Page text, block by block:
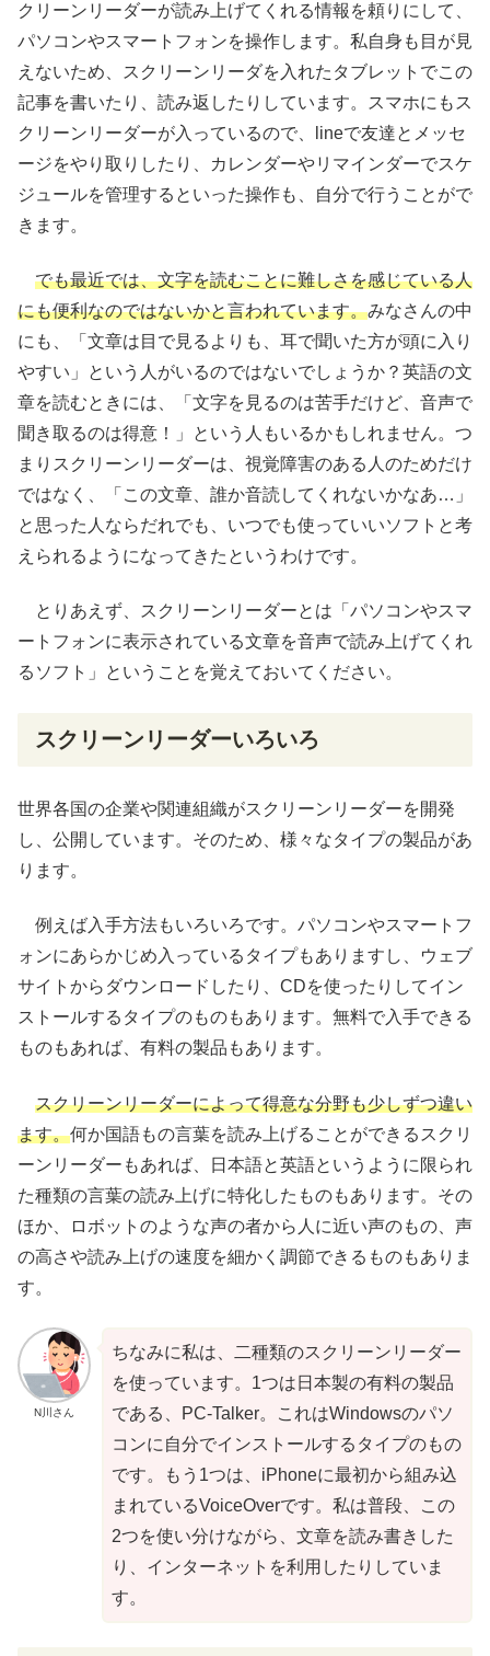
クリーンリーダーが読み上げてくれる情報を頼りにして、
パソコンやスマートフォンを操作します。私自身も目が見
えないため、スクリーンリーダを入れたタブレットでこの
記事を書いたり、読み返したりしています。スマホにもス
クリーンリーダーが入っているので、lineで友達とメッセ
ージをやり取りしたり、カレンダーやリマインダーでスケ
ジュールを管理するといった操作も、自分で行うことがで
きます。
でも最近では、文字を読むことに難しさを感じている人
にも便利なのではないかと言われています。みなさんの中
にも、「文章は目で見るよりも、耳で聞いた方が頭に入り
やすい」という人がいるのではないでしょうか？英語の文
章を読むときには、「文字を見るのは苦手だけど、音声で
聞き取るのは得意！」という人もいるかもしれません。つ
まりスクリーンリーダーは、 視覚障害のある人のためだけ
ではなく、「この文章、誰か音読 してくれないかなあ…」
と思った人ならだれでも、いつでも使っていいソフトと考
えられるようになってきたというわけです。
とりあえず、スクリーンリーダーとは「パソコンやスマ
ートフォンに表示されている文章を音声で読み上げてくれ
るソフト」ということを覚えておいてください。
スクリーンリーダーいろいろ
世界各国の企業や関連組織がスクリーンリーダーを開発
し、 公開 しています。そのため、様々なタイプの製品があ
ります。
例えば入手方法もいろいろです。パソコンやスマートフ
ォンにあらかじめ入っているタイプもありますし、ウェブ
サイトからダウンロードしたり、CDを使ったりしてイン
ストールするタイプのものもあります。無料で入手できる
ものもあれば、有料の製品もあります。
スクリーンリーダーによって得意な分野も少しずつ違い
ます。何か国語もの言葉を読み上げることができるスクリ
ーンリーダーもあれば、日本語と英語というように限られ
た種類の言葉の読み上げに特化したものもあります。その
ほか、ロボットのような声の者から人に近い声のもの、声
の高さや読み上げの速度を細かく 調節できるものもありま
す。
N川さん
ちなみに私は、二種類のスクリーンリーダー
を使っています。1つは 日本製の有料の製品
である、PC-Talker。これはWindowsのパソ
コンに自分でインストールするタイプのもの
です。もう1つは、iPhoneに最初から組み込
まれているVoiceOverです。私は普段、この
2つを使い分けながら、文章を読み書きした
り、インターネットを利用したりしていま
す。